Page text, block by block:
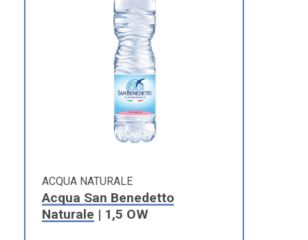
ACQUA NATURALE
Acqua San Benedetto
Naturale | 1,5 OW